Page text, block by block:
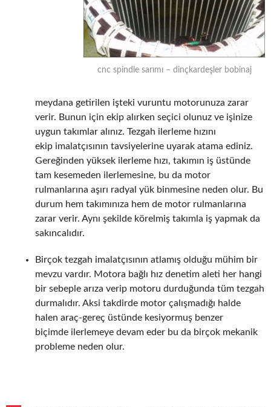
cnc spindle sarımı – dinçkardeşler bobinaj
meydana getirilen işteki vuruntu motorunuza zarar
verir. Bunun için ekip alırken seçici olunuz ve işinize
uygun takımlar alınız. Tezgah ilerleme hızını
ekip imalatçısının tavsiyelerine uyarak atama ediniz.
Gereğinden yüksek ilerleme hızı, takımın iş üstünde
tam kesemeden ilerlemesine, bu da motor
rulmanlarına aşırı radyal yük binmesine neden olur. Bu
durum hem takımınıza hem de motor rulmanlarına
zarar verir. Aynı şekilde körelmiş takımla iş yapmak da
sakıncalıdır.
Birçok tezgah imalatçısının atlamış olduğu mühim bir
mevzu vardır. Motora bağlı hız denetim aleti her hangi
bir sebeple arıza verip motoru durduğunda tüm tezgah
durmalıdır. Aksi takdirde motor çalışmadığı halde
halen araç-gereç üstünde kesiyormuş benzer
biçimde ilerlemeye devam eder bu da birçok mekanik
probleme neden olur.